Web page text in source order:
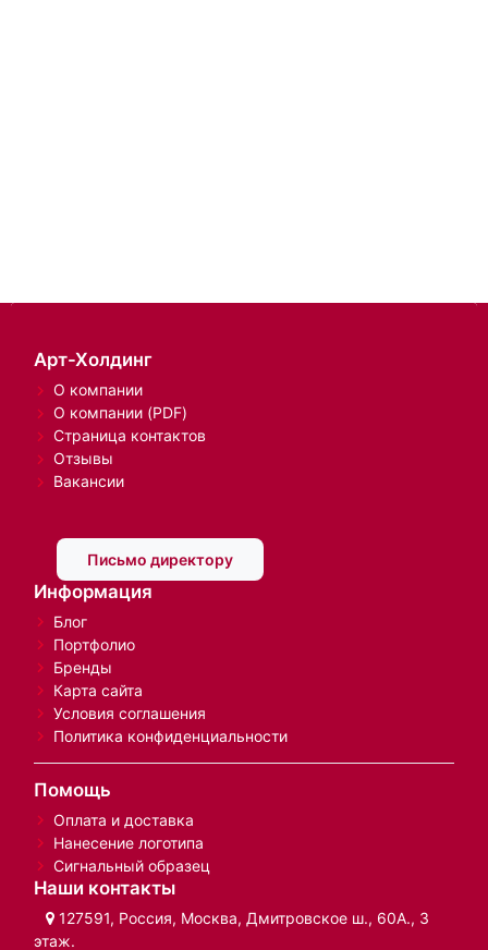
Арт-Холдинг
О компании
О компании (PDF)
Страница контактов
Отзывы
Вакансии
Письмо директору
Информация
Блог
Портфолио
Бренды
Карта сайта
Условия соглашения
Политика конфиденциальности
Помощь
Оплата и доставка
Нанесение логотипа
Сигнальный образец
Наши контакты
127591, Россия, Москва, Дмитровское ш., 60А., 3
этаж.